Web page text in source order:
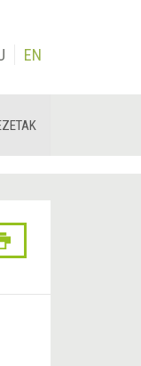
EN